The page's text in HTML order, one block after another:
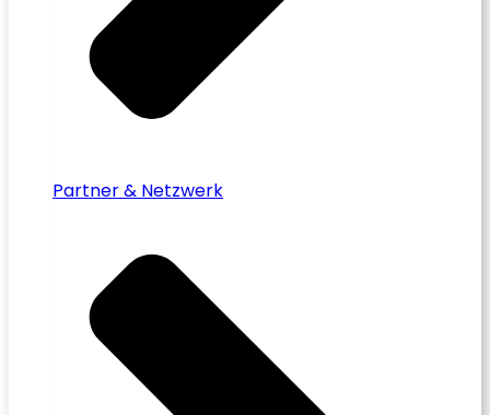
Partner & Netzwerk